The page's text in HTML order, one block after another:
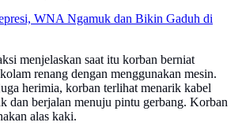
WNA Ngamuk dan Bikin Gaduh di
menjelaskan saat itu korban berniat
renang dengan menggunakan mesin.
herimia, korban terlihat menarik kabel
dan berjalan menuju pintu gerbang. Korban
alas kaki.